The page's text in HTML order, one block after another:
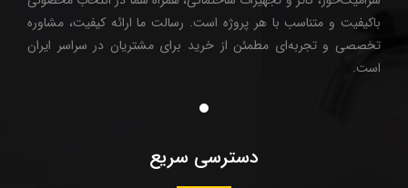
باکیفیت و متناسب با هر پروژه است. رسالت ما ارائه کیفیت، مشاوره
تخصصی و تجربه‌ای مطمئن از خرید برای مشتریان در سراسر ایران
است.
دسترسی سریع